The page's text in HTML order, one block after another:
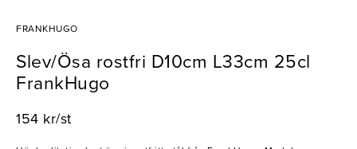
FRANKHUGO
Slev/Ösa rostfri D10cm L33cm 25cl
FrankHugo
154 kr/st